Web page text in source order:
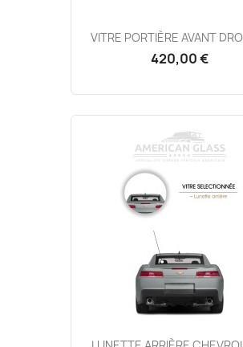
VITRE PORTIÈRE AVANT
420,00 €